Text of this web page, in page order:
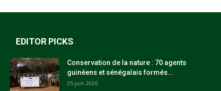
EDITOR PICKS
Conservation de la nature : 70 agents
guinéens et sénégalais formés...
25 juin 2026